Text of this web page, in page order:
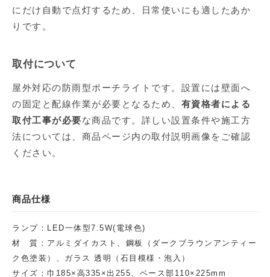
にだけ自動で点灯するため、日常使いにも適したあか
りです。
取付について
屋外対応の防雨型ポーチライトです。設置には壁面へ
の固定と配線作業が必要となるため、 有資格者による
取付工事が必要な商品です。詳しい設置条件や施工方
法については、商品ページ内の取付説明画像をご確認
ください。
商品仕様
ランプ：LED一体型7.5W(電球色)
材 質：アルミダイカスト、鋼板（ダークブラウンアンティー
ク色塗装）、ガラス 透明（石目模様・泡入）
サイズ：巾185×高335×出255、ベース部110×225mm